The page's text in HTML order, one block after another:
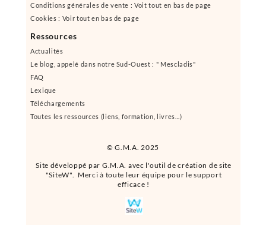
© G.M.A. 2025
Site développé par G.M.A. avec l'outil de création de site
"SiteW". Merci à toute leur équipe pour le support
efficace !
Conditions générales de vente : Voit tout en bas de page
Cookies : Voir tout en bas de page
Ressources
Actualités
Le blog, appelé dans notre Sud-Ouest : " Mescladis"
FAQ
Lexique
Téléchargements
Toutes les ressources (liens, formation, livres...)